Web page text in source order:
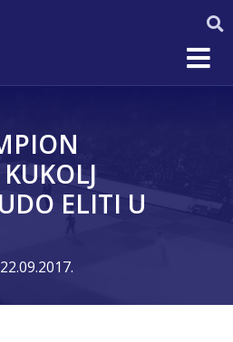
ELITI U
22.09.2017.